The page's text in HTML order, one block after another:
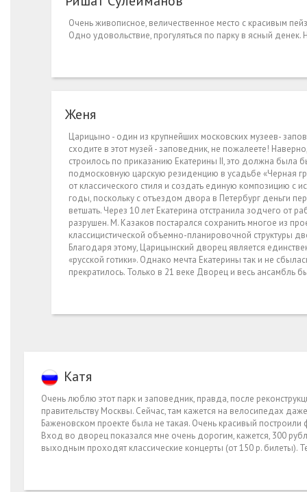
Очень живописное, величественное место с красивым
Одно удовольствие, прогуляться по парку в ясный
Женя
Царицыно - один из крупнейших московских музеев-
сходите в этот музей - заповедник, не пожалеете!
строилось по приказанию Екатерины II, это должна была
подмосковную царскую резиденцию в усадьбе «Черная
от классического стиля и создать единую композицию с
годы, поскольку с отъездом двора в Петербург деньги
ветшать. Через 10 лет Екатерина отстранила зодчего
разрушен. М. Казаков постарался сохранить многое из
классицистической объемно-планировочной структуры
Благодаря этому, Царицынский дворец является
«русской готики». Однако мечта Екатерины так и не
прекратилось. Только в 21 веке Дворец и весь ансамбль
Kaтя
Очень люблю этот парк и заповедник, правда, после
правительству Москвы. Сейчас, там кажется на велосипедах
Баженовском проекте была не такая. Очень красивый
Вход во дворец показался мне очень дорогим, кажется, 300
выходным проходят классические концерты (от 150 р. билеты).